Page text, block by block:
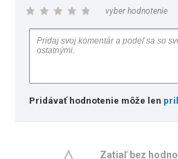
vyber hodnotenie
Pridávať hodnotenie môže len
Zatiaľ bez